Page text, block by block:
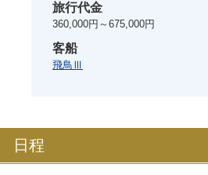
旅行代金
360,000円～675,000円
客船
飛鳥Ⅲ
日程